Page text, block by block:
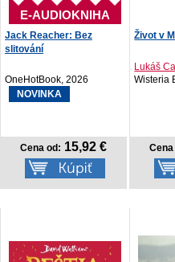
E-AUDIOKNIHA
Jack Reacher: Bez
slitování
OneHotBook, 2026
NOVINKA
Cena od: 15,92 €
Život v
Lukáš
Wisteria